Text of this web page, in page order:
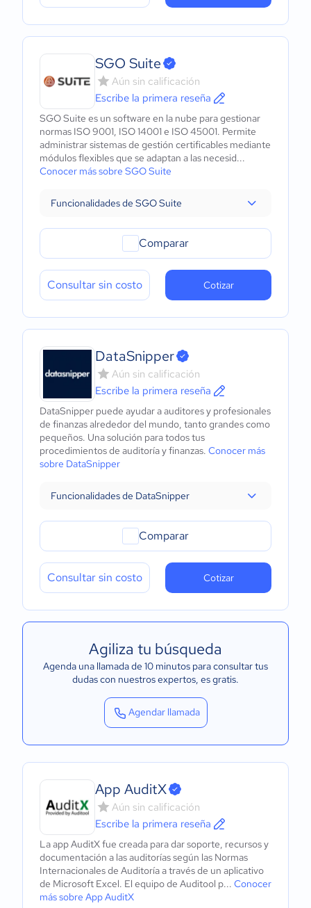
SGO Suite
Aún sin calificación
Escribe la primera reseña
SGO Suite es un software en la nube para gestionar
normas ISO 9001, ISO 14001 e ISO 45001. Permite
administrar sistemas de gestión certificables mediante
módulos flexibles que se adaptan a las necesid...
Conocer más sobre SGO Suite
Funcionalidades de SGO Suite
Comparar
Consultar sin costo Cotizar
DataSnipper
Aún sin calificación
Escribe la primera reseña
DataSnipper puede ayudar a auditores y profesionales
de finanzas alrededor del mundo, tanto grandes como
pequeños. Una solución para todos tus
procedimientos de auditoría y finanzas. Conocer más
sobre DataSnipper
Funcionalidades de DataSnipper
Comparar
Consultar sin costo Cotizar
Agiliza tu búsqueda
Agenda una llamada de 10 minutos para consultar tus
dudas con nuestros expertos, es gratis.
Agendar llamada
App AuditX
Aún sin calificación
Escribe la primera reseña
La app AuditX fue creada para dar soporte, recursos y
documentación a las auditorías según las Normas
Internacionales de Auditoría a través de un aplicativo
de Microsoft Excel. El equipo de Auditool p... Conocer
más sobre App AuditX